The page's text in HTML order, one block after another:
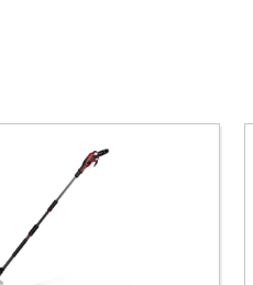
Máquinas de Lijado
Afiladores de cadenas para
Lijadoras de banda